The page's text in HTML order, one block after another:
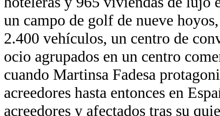
un campo de golf de nueve
2.400 vehículos, un centro de
ocio agrupados en un centro
cuando Martinsa Fadesa
acreedores hasta entonces en
acreedores y afectados tras su